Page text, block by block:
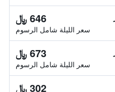
646 ﷼
سعر الليلة شامل الرسوم
673 ﷼
سعر الليلة شامل الرسوم
302 ﷼